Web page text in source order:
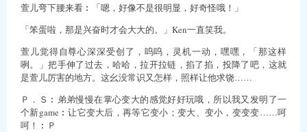
萱儿弯下腰来看︰「嗯，好像不是很明显，好奇怪哦！」
「笨蛋啦，那是兴奋时才会大大的。」Ken一直笑我。
萱儿觉得自尊心深深受创了，呜呜，灵机一动，嘿嘿，「那这样
咧。」把手伸了过去，哈哈，拉开拉链，掐了掐，投降了吧，这就
是萱儿厉害的地方。这幺没常识又怎样，照样让他求饶……
Ｐ．Ｓ︰弟弟慢慢在掌心变大的感觉好好玩哦，所以我又发明了一
个新game︰让它变大后，再等它变小；变大、变小，变变变……呵
呵！︰Ｐ